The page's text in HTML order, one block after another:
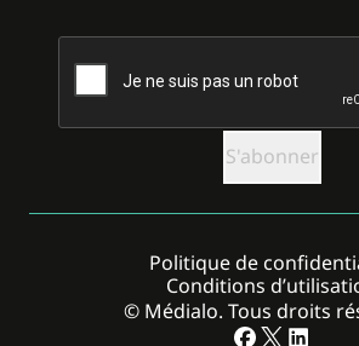
CAPTCHA
© Médialo. Tous droits
Politique de
Conditions